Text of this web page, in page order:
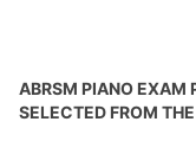
ABRSM PIANO
SELECTED FROM